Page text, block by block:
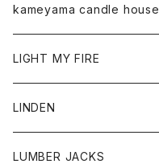
kameyama candle house
LIGHT MY FIRE
LINDEN
LUMBER JACKS